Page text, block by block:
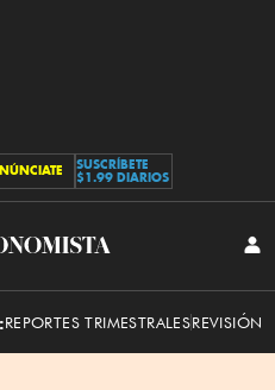
SUSCRÍBETE
$1.99 DIARIOS
El
REPORTES TRIMESTRALESREVISIÓN